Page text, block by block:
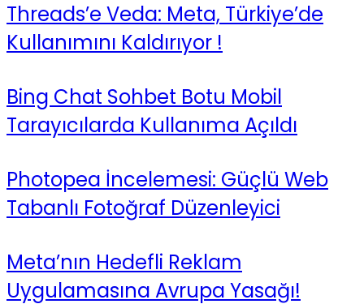
Threads’e Veda: Meta, Türkiye’de
Kullanımını Kaldırıyor !
Bing Chat Sohbet Botu Mobil
Tarayıcılarda Kullanıma Açıldı
Photopea İncelemesi: Güçlü Web
Tabanlı Fotoğraf Düzenleyici
Meta’nın Hedefli Reklam
Uygulamasına Avrupa Yasağı!